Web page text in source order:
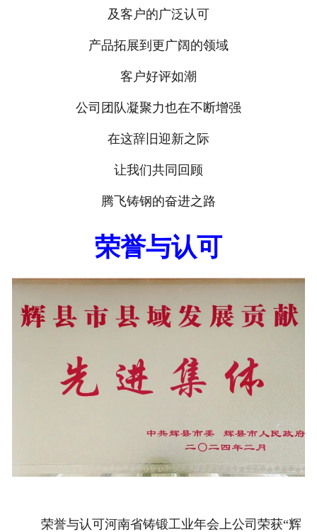
及客户的广泛认可
产品拓展到更广阔的领域
客户好评如潮
公司团队凝聚力也在不断增强
在这辞旧迎新之际
让我们共同回顾
腾飞铸钢的奋进之路
荣誉与认可
荣誉与认可河南省铸锻工业年会上公司荣获“辉